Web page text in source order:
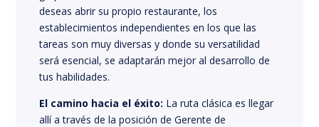
deseas abrir su propio restaurante, los
establecimientos independientes en los que las
tareas son muy diversas y donde su versatilidad
será esencial, se adaptarán mejor al desarrollo de
tus habilidades.
El camino hacia el éxito: La ruta clásica es llegar
allí a través de la posición de Gerente de